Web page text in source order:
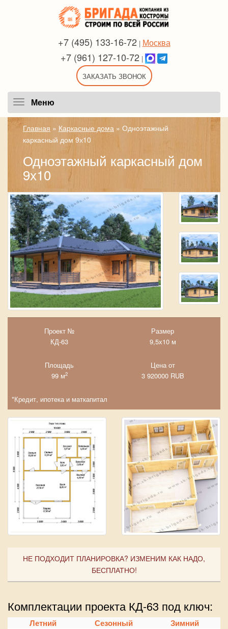
+7 (495) 133-16-72 | Москва
+7 (961) 127-10-72 |
ЗАКАЗАТЬ ЗВОНОК
Меню
Главная » Каркасные дома » Одноэтажный
каркасный дом 9х10
Одноэтажный каркасный дом
9х10
Проект №
КД-63
Размер
9,5х10 м
Площадь
99 м2
Цена от
3 920000 RUB
*Кредит, ипотека и маткапитал
НЕ ПОДХОДИТ ПЛАНИРОВКА? ИЗМЕНИМ КАК НАДО,
БЕСПЛАТНО!
Комплектации проекта КД-63 под ключ:
Летний Сезонный Зимний